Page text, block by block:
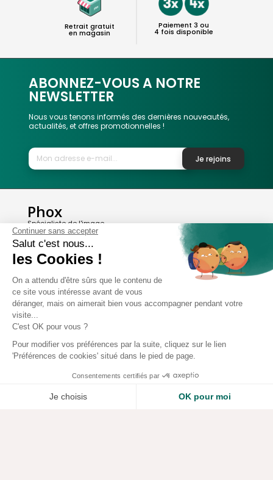
Retrait gratuit
en magasin
Paiement 3 ou
4 fois disponible
ABONNEZ-VOUS A NOTRE
NEWSLETTER
Nous vous tenons informés des dernières nouveautés,
actualités, et offres promotionnelles !
Je rejoins
Phox
Spécialiste de l'image
Suivez-nous
Avis clients
8,2/10 Avis vérifiés
L'Appli Phox
A propos de Phox
Continuer sans accepter
Salut c'est nous...
les Cookies !
On a attendu d'être sûrs que le contenu de
ce site vous intéresse avant de vous
déranger, mais on aimerait bien vous accompagner pendant votre
visite...
C'est OK pour vous ?
Pour modifier vos préférences par la suite, cliquez sur le lien
'Préférences de cookies' situé dans le pied de page.
Consentements certifiés par
Je choisis OK pour moi